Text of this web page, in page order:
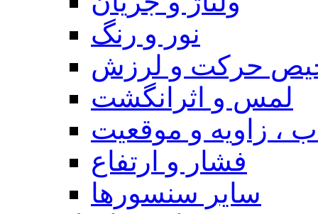
نور و رنگ
حرکت و لرزش
لمس و اثرانگشت
، زاویه و موقعیت
فشار و ارتفاع
سایر سنسورها